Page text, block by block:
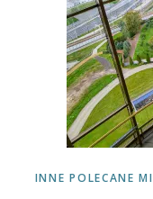
INNE POLECANE